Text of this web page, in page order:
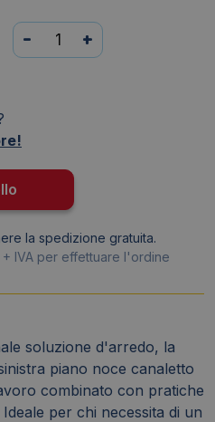
Scrivania
con
Noce
160x165xh.75
cm
a
in
Practika
P3
quantità
- +
la spedizione gratuita.
IVA per effettuare l'ordine
soluzione d'arredo, la
piano noce canaletto
combinato con pratiche
per chi necessita di un